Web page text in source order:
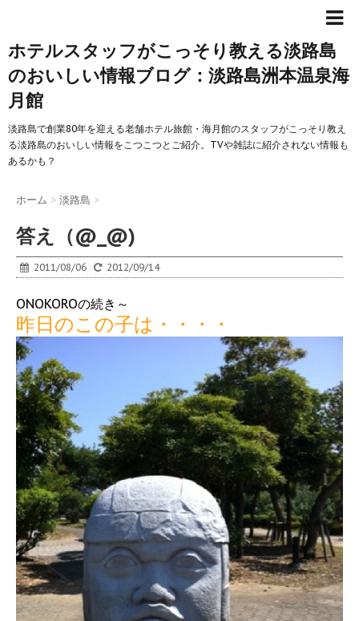
ホテルスタッフがこっそり教える淡路島
のおいしい情報ブログ：淡路島洲本温泉海
月館
淡路島で創業80年を迎える老舗ホテル旅館・海月館のスタッフがこっそり教え
る淡路島のおいしい情報をこつこつとご紹介。TVや雑誌に紹介されない情報も
あるかも？
ホーム > 淡路島 >
答え（@_@)
2011/08/06 2012/09/14
ONOKOROの続き～
昨日のこの子は・・・・